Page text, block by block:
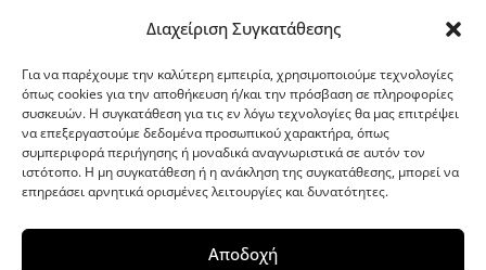
Διαχείριση Συγκατάθεσης
Για να παρέχουμε την καλύτερη εμπειρία, χρησιμοποιούμε τεχνολογίες
όπως cookies για την αποθήκευση ή/και την πρόσβαση σε πληροφορίες
συσκευών. Η συγκατάθεση για τις εν λόγω τεχνολογίες θα μας επιτρέψει
να επεξεργαστούμε δεδομένα προσωπικού χαρακτήρα, όπως
συμπεριφορά περιήγησης ή μοναδικά αναγνωριστικά σε αυτόν τον
ιστότοπο. Η μη συγκατάθεση ή η ανάκληση της συγκατάθεσης, μπορεί να
επηρεάσει αρνητικά ορισμένες λειτουργίες και δυνατότητες.
Αποδοχή
G-point.gr